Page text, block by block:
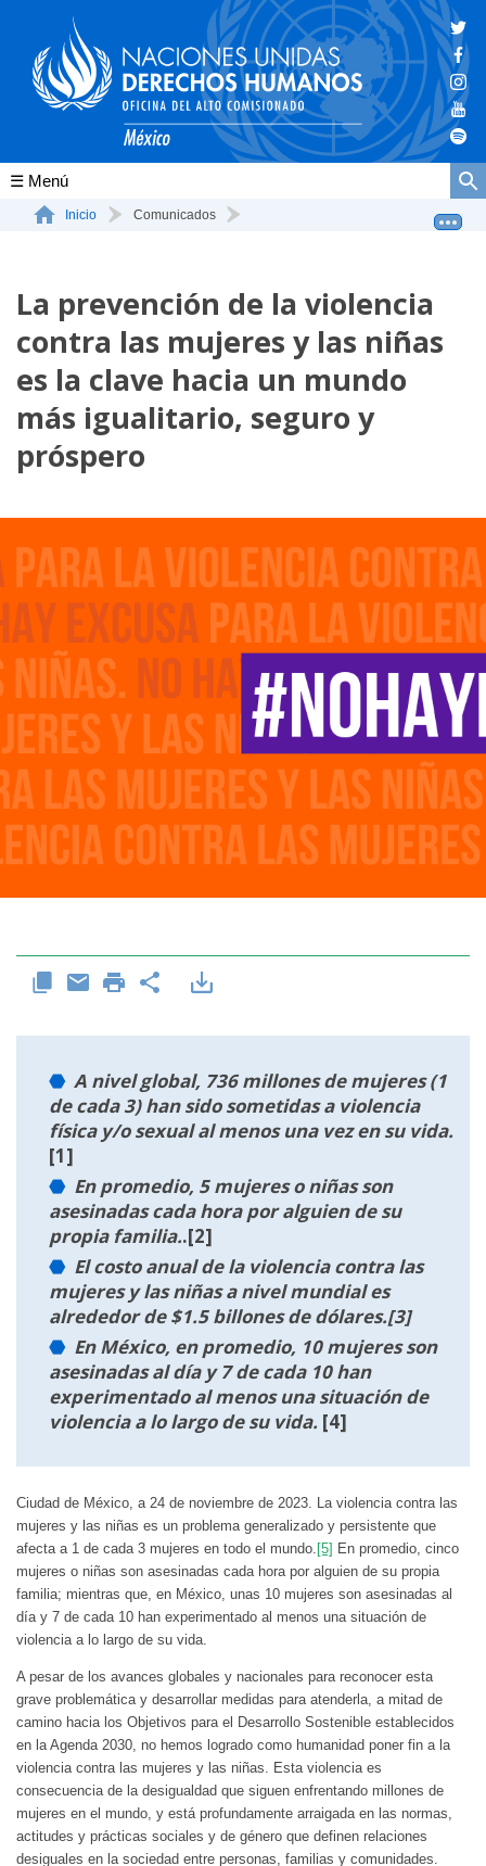
Conócenos
La ONU-DH en México
Vacantes ONU-DH México
ONU-DH en el tiempo
Inicio Comunicados
La prevención de la violencia
contra las mujeres y las niñas
es la clave hacia un mundo
más igualitario, seguro y
próspero
A nivel global, 736 millones de mujeres (1
de cada 3) han sido sometidas a violencia
física y/o sexual al menos una vez en su vida.
[1]
En promedio, 5 mujeres o niñas son
asesinadas cada hora por alguien de su
propia familia..[2]
El costo anual de la violencia contra las
mujeres y las niñas a nivel mundial es
alrededor de $1.5 billones de dólares.[3]
En México, en promedio, 10 mujeres son
asesinadas al día y 7 de cada 10 han
experimentado al menos una situación de
violencia a lo largo de su vida. [4]
Ciudad de México, a 24 de noviembre de 2023. La violencia contra las
mujeres y las niñas es un problema generalizado y persistente que
afecta a 1 de cada 3 mujeres en todo el mundo. [5] En promedio, cinco
mujeres o niñas son asesinadas cada hora por alguien de su propia
familia; mientras que, en México, unas 10 mujeres son asesinadas al
día y 7 de cada 10 han experimentado al menos una situación de
violencia a lo largo de su vida.
A pesar de los avances globales y nacionales para reconocer esta
grave problemática y desarrollar medidas para atenderla, a mitad de
camino hacia los Objetivos para el Desarrollo Sostenible establecidos
en la Agenda 2030, no hemos logrado como humanidad poner fin a la
violencia contra las mujeres y las niñas. Esta violencia es
consecuencia de la desigualdad que siguen enfrentando millones de
mujeres en el mundo, y está profundamente arraigada en las normas,
actitudes y prácticas sociales y de género que definen relaciones
desiguales en la sociedad entre personas, familias y comunidades.